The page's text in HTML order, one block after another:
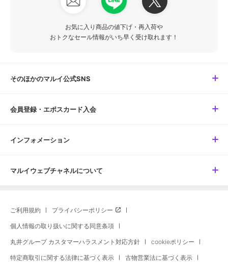
お気に入り商品の値下げ・再入荷や
おトクなセール情報がいち早く受け取れます！
そのほかのマルイ公式SNS
会員登録・エポスカード入会
インフォメーション
マルイウェブチャネルについて
ご利用規約 プライバシーポリシー
個人情報の取り扱いに関する同意条項
丸井グループ カスタマーハラスメント対応方針 cookieポリシー
特定商取引に関する法律に基づく表示 古物営業法に基づく表示